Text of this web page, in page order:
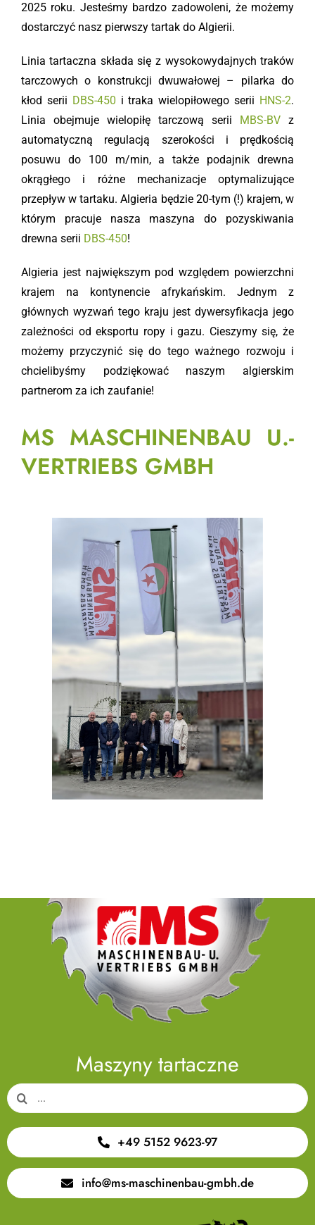
2025 roku. Jesteśmy bardzo zadowoleni, że możemy
dostarczyć nasz pierwszy tartak do Algierii.
Linia tartaczna składa się z wysokowydajnych traków
tarczowych o konstrukcji dwuwałowej – pilarka do
kłod serii DBS-450 i traka wielopiłowego serii HNS-2.
Linia obejmuje wielopiłę tarczową serii MBS-BV z
automatyczną regulacją szerokości i prędkością
posuwu do 100 m/min, a także podajnik drewna
okrągłego i różne mechanizacje optymalizujące
przepływ w tartaku. Algieria będzie 20-tym (!) krajem, w
którym pracuje nasza maszyna do pozyskiwania
drewna serii DBS-450!
Algieria jest największym pod względem powierzchni
krajem na kontynencie afrykańskim. Jednym z
głównych wyzwań tego kraju jest dywersyfikacja jego
zależności od eksportu ropy i gazu. Cieszymy się, że
możemy przyczynić się do tego ważnego rozwoju i
chcielibyśmy podziękować naszym algierskim
partnerom za ich zaufanie!
MS MASCHINENBAU U.-
VERTRIEBS GMBH
Maszyny tartaczne
Search
for:
+49 5152 9623-97
info@ms-maschinenbau-gmbh.de